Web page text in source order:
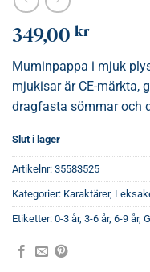
349,00 kr
Muminpappa i mjuk
mjukisar är CE-märkta,
dragfasta sömmar och
Slut i lager
Artikelnr: 35583525
Kategorier: Karaktärer,
Etiketter: 0-3 år, 3-6 år, 6-9 år,